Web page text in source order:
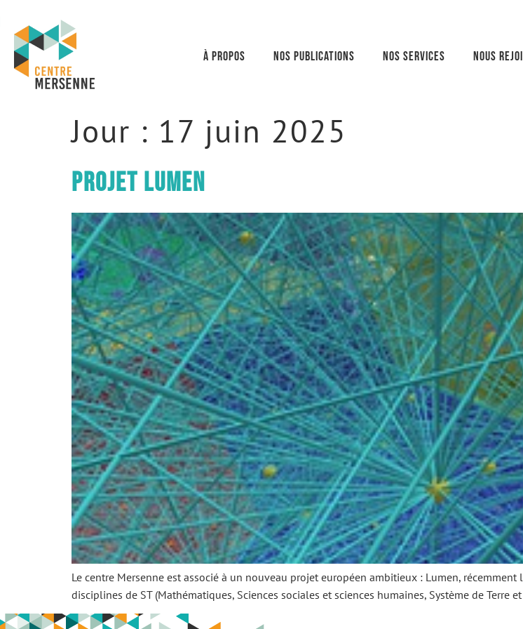
À propos Nos publications Nos services Nous
Jour : 17 juin 2025
Projet Lumen
Le centre Mersenne est associé à un nouveau projet européen ambitieux : Lumen,
disciplines de ST (Mathématiques, Sciences sociales et sciences humaines, Système de Terre